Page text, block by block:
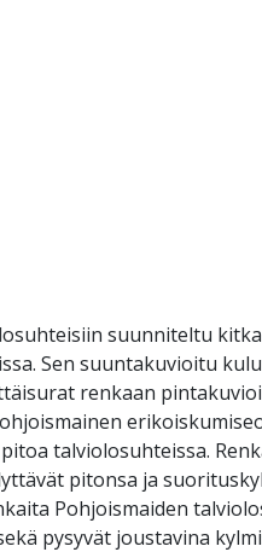
suunniteltu
Sen suuntakuvioitu
renkaan
talviolosuhteissa.
pitonsa ja
Pohjoismaiden
pysyvät joustavina